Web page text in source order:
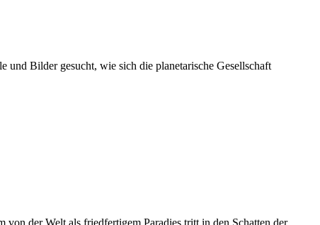
Bilder gesucht, wie sich die planetarische Gesellschaft
von der Welt als friedfertigem Paradies tritt in den Schatten der